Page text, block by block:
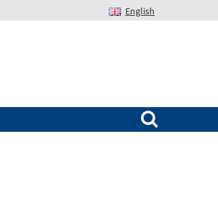
English
Suchen nach: